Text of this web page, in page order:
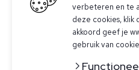
verbeteren en te
deze cookies, klik
akkoord geef je
gebruik van